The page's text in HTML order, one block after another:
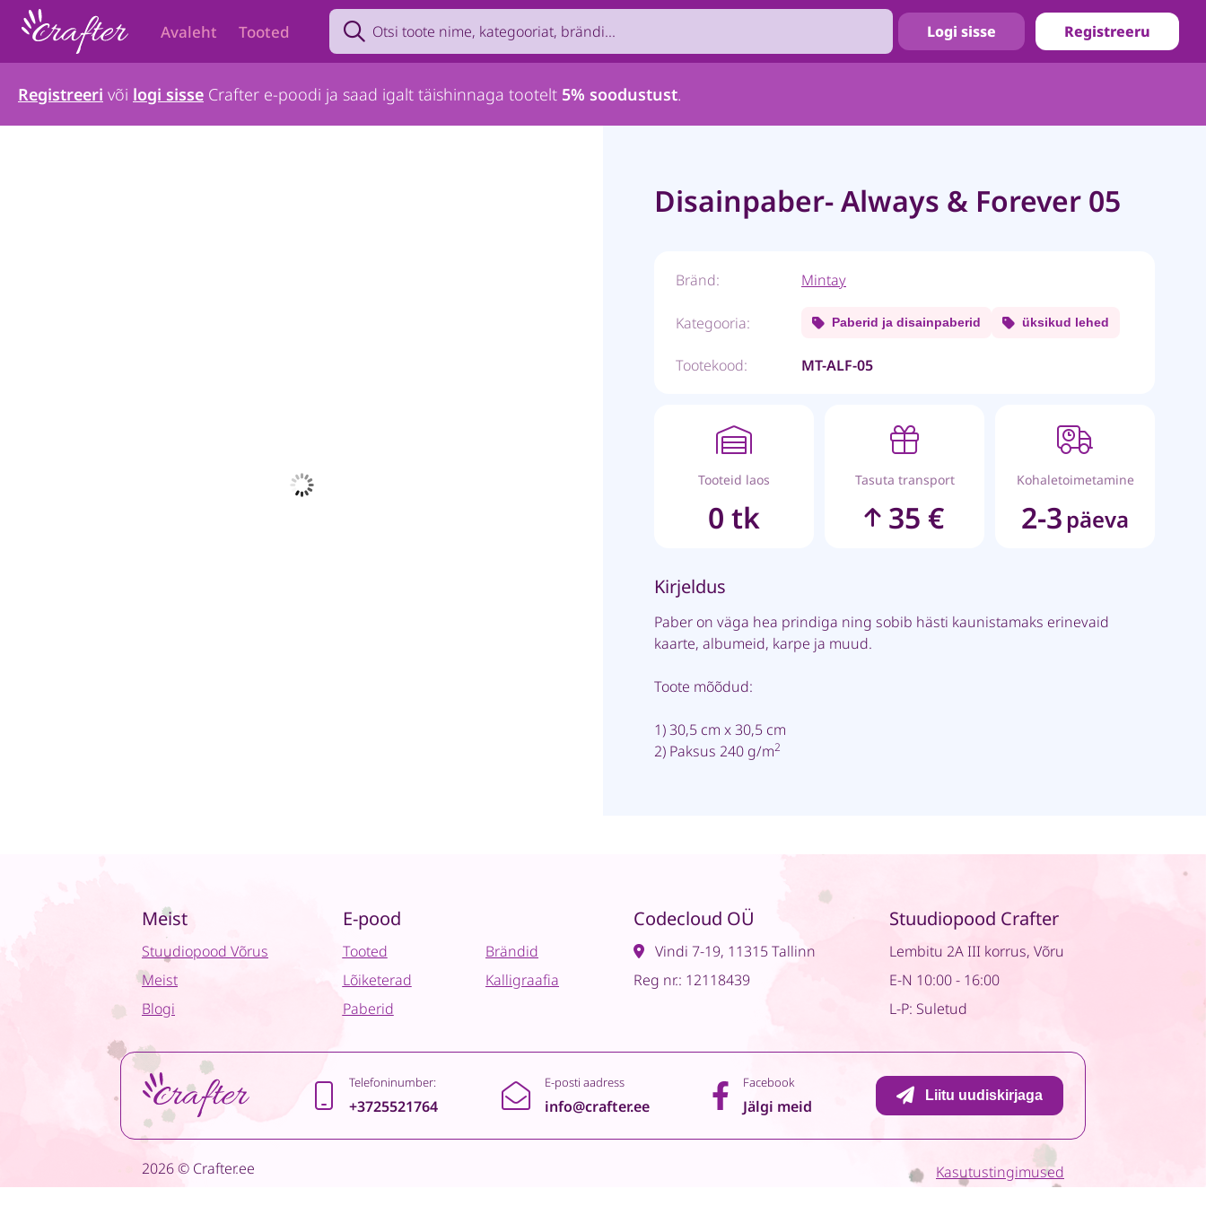
Avaleht Tooted
Search product by name, brand, category...
Logi sisse Registreeru
Registreeri või logi sisse Crafter e-poodi ja saad igalt täishinnaga tootelt 5% soodustust.
Disainpaber- Always & Forever 05
Bränd: Mintay
Kategooria: Paberid ja disainpaberid üksikud lehed
Tootekood: MT-ALF-05
Tooteid laos
0 tk
Tasuta transport
35 €
Kohaletoimetamine
2-3 päeva
Kirjeldus
Paber on väga hea prindiga ning sobib hästi kaunistamaks erinevaid
kaarte, albumeid, karpe ja muud.
Toote mõõdud:
1) 30,5 cm x 30,5 cm
2) Paksus 240 g/m2
Meist
Stuudiopood Võrus
Meist
Blogi
E-pood
Tooted
Lõiketerad
Paberid
Brändid
Kalligraafia
Codecloud OÜ
Vindi 7-19, 11315 Tallinn
Reg nr.: 12118439
Stuudiopood Crafter
Lembitu 2A III korrus, Võru
E-N 10:00 - 16:00
L-P: Suletud
Telefoninumber:
+3725521764
E-posti aadress
info@crafter.ee
Facebook
Jälgi meid
Liitu uudiskirjaga
2026 © Crafter.ee Kasutustingimused